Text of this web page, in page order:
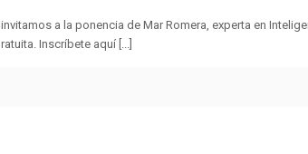
a la ponencia de Mar Romera, experta en
Inscríbete aquí [...]